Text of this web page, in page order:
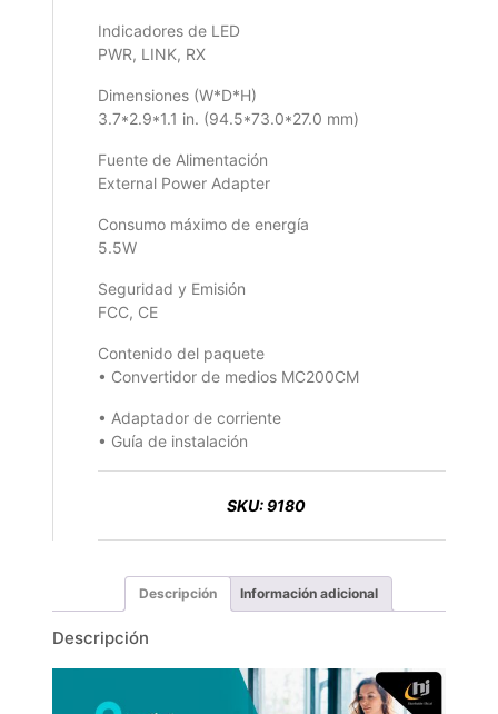
Indicadores de LED
PWR, LINK, RX
Dimensiones (W*D*H)
3.7*2.9*1.1 in. (94.5*73.0*27.0 mm)
Fuente de Alimentación
External Power Adapter
Consumo máximo de energía
5.5W
Seguridad y Emisión
FCC, CE
Contenido del paquete
• Convertidor de medios MC200CM
• Adaptador de corriente
• Guía de instalación
SKU:9180
Descripción Información adicional
Descripción